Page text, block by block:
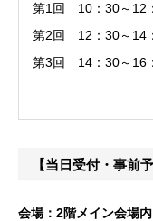
第1回 10：30～12
第2回 12：30～14
第3回 14：30～16
【当日受付・事前
会場：2階メイン会場